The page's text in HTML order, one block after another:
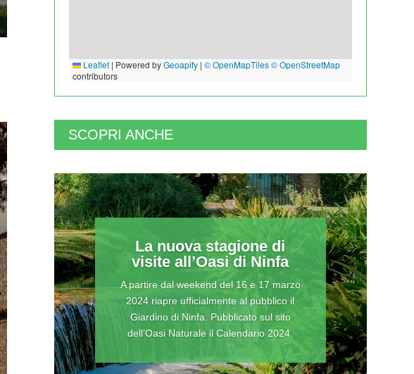
Leaflet | Powered byGeoapify| © OpenMapTiles© OpenStreetMap
contributors
SCOPRI ANCHE
La nuova stagione di
visite all’Oasi di Ninfa
A partire dal weekend del 16 e 17 marzo
2024 riapre ufficialmente al pubblico il
Giardino di Ninfa. Pubblicato sul sito
dell’Oasi Naturale il Calendario 2024.